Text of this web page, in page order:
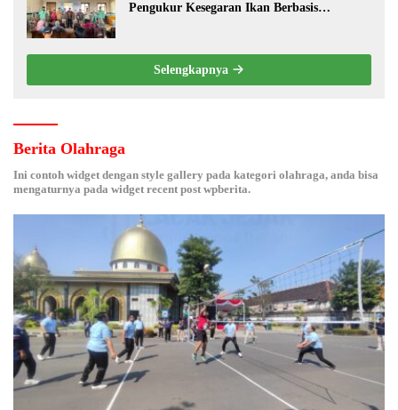
Pengukur Kesegaran Ikan Berbasis
Selengkapnya
Berita Olahraga
Ini contoh widget dengan style gallery pada kategori olahraga, anda bisa
mengaturnya pada widget recent post wpberita.